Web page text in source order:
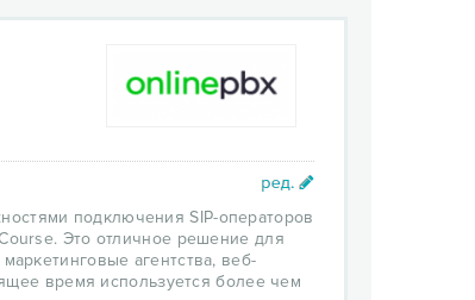
подключения SIP-операторов
Это отличное решение для
агентства, веб-
время используется более чем